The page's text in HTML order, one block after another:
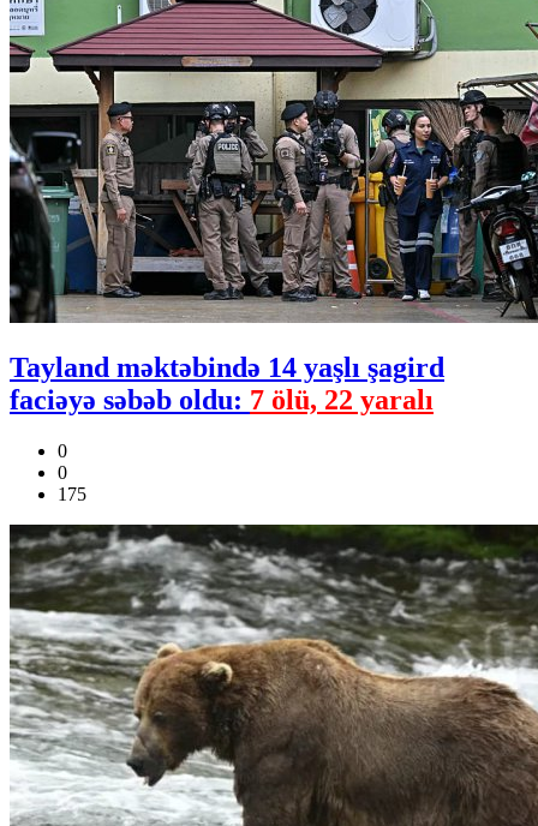
Tayland məktəbində 14 yaşlı şagird
faciəyə səbəb oldu: 7 ölü, 22 yaralı
0
0
175